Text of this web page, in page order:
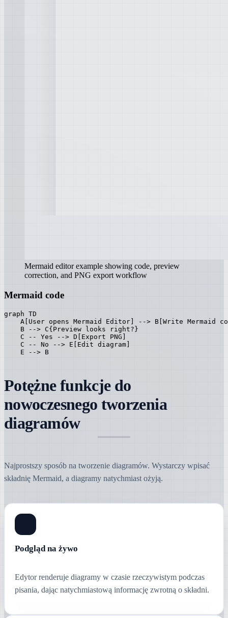
Mermaid editor example showing code, preview
correction, and PNG export workflow
Mermaid code
graph TD
A[User opens Mermaid Editor] --> B[Write Mermaid
    B --> C{Preview looks right?}
    C -- Yes --> D[Export PNG]
    C -- No --> E[Edit diagram]
    E --> B
Potężne funkcje do
nowoczesnego tworzenia
diagramów
Najprostszy sposób na tworzenie diagramów. Wystarczy wpisać
składnię Mermaid, a diagramy natychmiast ożyją.
Podgląd na żywo
Edytor renderuje diagramy w czasie rzeczywistym podczas
pisania, dając natychmiastową informację zwrotną o składni.